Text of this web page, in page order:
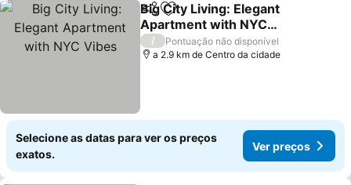
PartilharAdicionar aos favoritos
Big City Living: Elegant
Apartment with NYC
Vibes
/
Pontuação não disponível
a 2.9 km de Centro da cidade
Selecione as datas para ver os preços
exatos.
Ver preços